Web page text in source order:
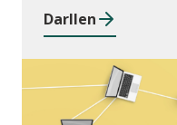
Darllen